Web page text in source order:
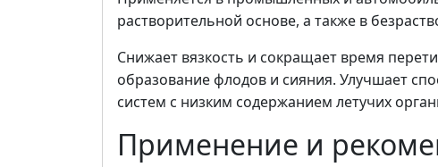
растворительной основе, а также в
Снижает вязкость и сокращает время
образование флодов и сияния. Улучшает
систем с низким содержанием летучих
Применение и